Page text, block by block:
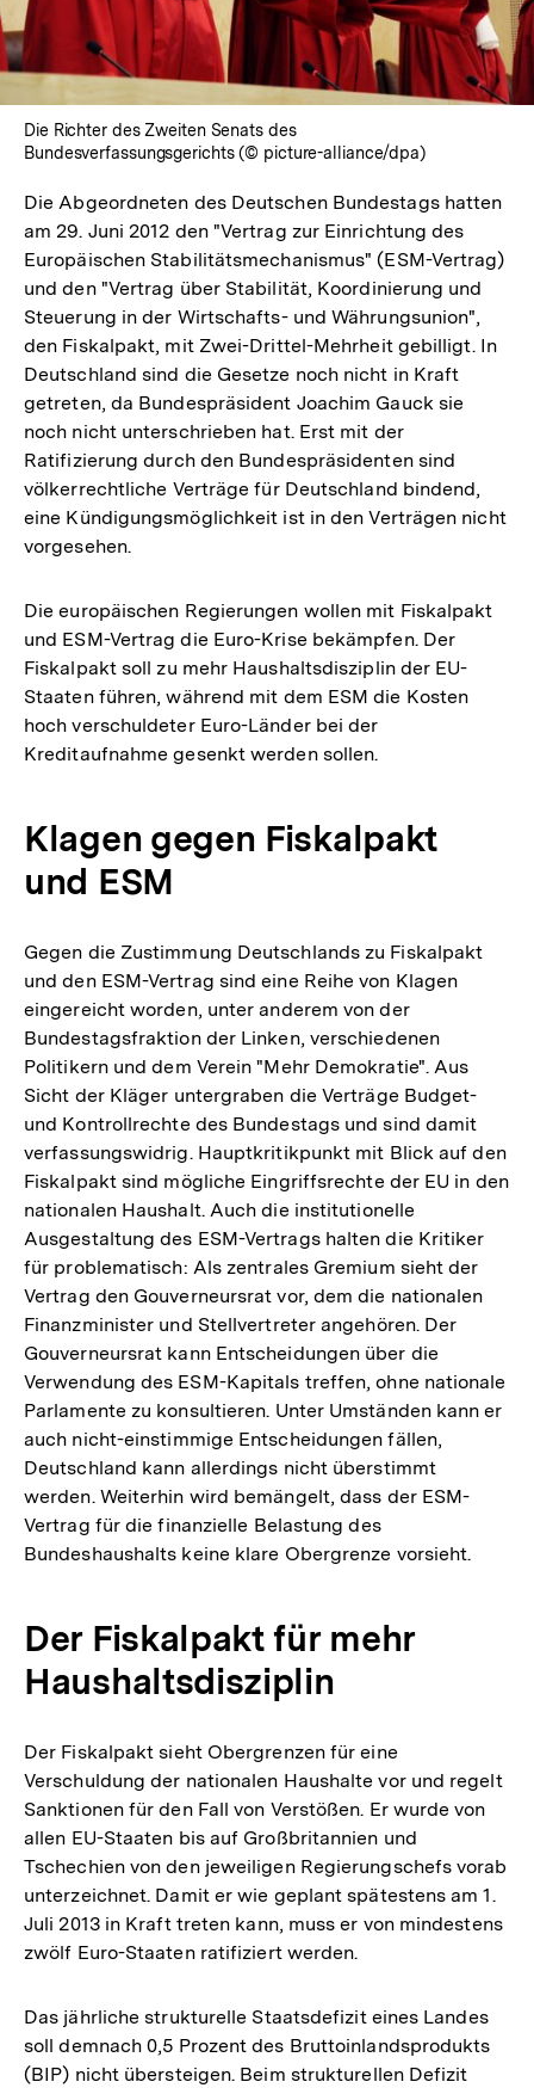
Die Richter des Zweiten Senats des
Bundesverfassungsgerichts (© picture-alliance/dpa)
Die Abgeordneten des Deutschen Bundestags hatten
am 29. Juni 2012 den "Vertrag zur Einrichtung des
Europäischen Stabilitätsmechanismus" (ESM-Vertrag)
und den "Vertrag über Stabilität, Koordinierung und
Steuerung in der Wirtschafts- und Währungsunion",
den Fiskalpakt, mit Zwei-Drittel-Mehrheit gebilligt. In
Deutschland sind die Gesetze noch nicht in Kraft
getreten, da Bundespräsident Joachim Gauck sie
noch nicht unterschrieben hat. Erst mit der
Ratifizierung durch den Bundespräsidenten sind
völkerrechtliche Verträge für Deutschland bindend,
eine Kündigungsmöglichkeit ist in den Verträgen nicht
vorgesehen.
Die europäischen Regierungen wollen mit Fiskalpakt
und ESM-Vertrag die Euro-Krise bekämpfen. Der
Fiskalpakt soll zu mehr Haushaltsdisziplin der EU-
Staaten führen, während mit dem ESM die Kosten
hoch verschuldeter Euro-Länder bei der
Kreditaufnahme gesenkt werden sollen.
Klagen gegen Fiskalpakt
und ESM
Gegen die Zustimmung Deutschlands zu Fiskalpakt
und den ESM-Vertrag sind eine Reihe von Klagen
eingereicht worden, unter anderem von der
Bundestagsfraktion der Linken, verschiedenen
Politikern und dem Verein "Mehr Demokratie". Aus
Sicht der Kläger untergraben die Verträge Budget-
und Kontrollrechte des Bundestags und sind damit
verfassungswidrig. Hauptkritikpunkt mit Blick auf den
Fiskalpakt sind mögliche Eingriffsrechte der EU in den
nationalen Haushalt. Auch die institutionelle
Ausgestaltung des ESM-Vertrags halten die Kritiker
für problematisch: Als zentrales Gremium sieht der
Vertrag den Gouverneursrat vor, dem die nationalen
Finanzminister und Stellvertreter angehören. Der
Gouverneursrat kann Entscheidungen über die
Verwendung des ESM-Kapitals treffen, ohne nationale
Parlamente zu konsultieren. Unter Umständen kann er
auch nicht-einstimmige Entscheidungen fällen,
Deutschland kann allerdings nicht überstimmt
werden. Weiterhin wird bemängelt, dass der ESM-
Vertrag für die finanzielle Belastung des
Bundeshaushalts keine klare Obergrenze vorsieht.
Der Fiskalpakt für mehr
Haushaltsdisziplin
Der Fiskalpakt sieht Obergrenzen für eine
Verschuldung der nationalen Haushalte vor und regelt
Sanktionen für den Fall von Verstößen. Er wurde von
allen EU-Staaten bis auf Großbritannien und
Tschechien von den jeweiligen Regierungschefs vorab
unterzeichnet. Damit er wie geplant spätestens am 1.
Juli 2013 in Kraft treten kann, muss er von mindestens
zwölf Euro-Staaten ratifiziert werden.
Das jährliche strukturelle Staatsdefizit eines Landes
soll demnach 0,5 Prozent des Bruttoinlandsprodukts
(BIP) nicht übersteigen. Beim strukturellen Defizit